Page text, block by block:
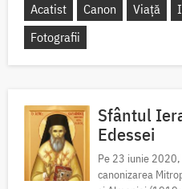
Acatist Canon Viață
Fotografii
Sfântul
Edessei
Pe 23 iunie
canonizarea